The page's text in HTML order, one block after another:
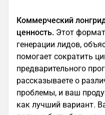
Коммерческий
ценность. Этот
генерации лидов,
помогает сократить
предварительного
рассказываете о
проблемы, и ваш
как лучший вариант.